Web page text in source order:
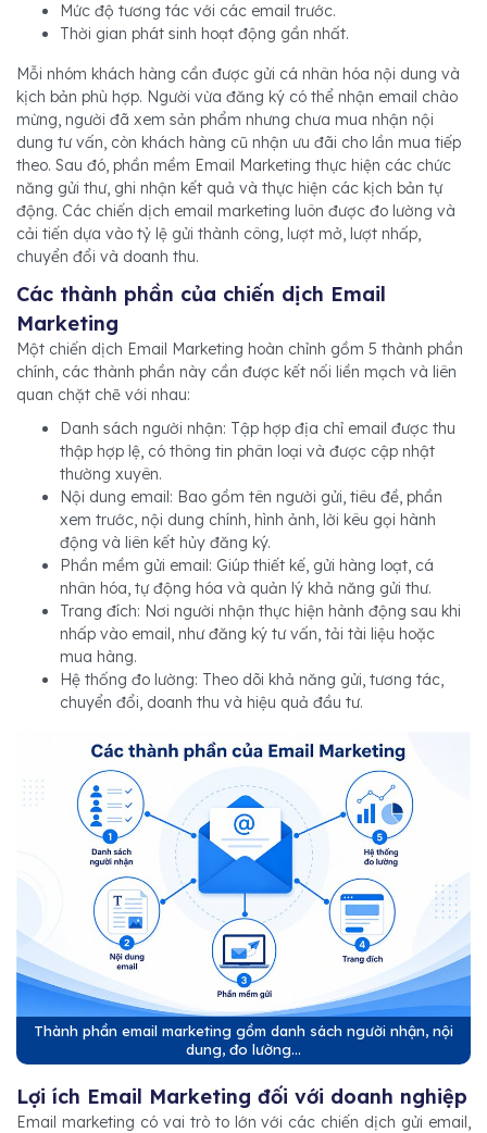
Mức độ tương tác với các email trước.
Thời gian phát sinh hoạt động gần nhất.
Mỗi nhóm khách hàng cần được gửi cá nhân hóa nội dung và
kịch bản phù hợp. Người vừa đăng ký có thể nhận email chào
mừng, người đã xem sản phẩm nhưng chưa mua nhận nội
dung tư vấn, còn khách hàng cũ nhận ưu đãi cho lần mua tiếp
theo. Sau đó, phần mềm Email Marketing thực hiện các chức
năng gửi thư, ghi nhận kết quả và thực hiện các kịch bản tự
động. Các chiến dịch email marketing luôn được đo lường và
cải tiến dựa vào tỷ lệ gửi thành công, lượt mở, lượt nhấp,
chuyển đổi và doanh thu.
Các thành phần của chiến dịch Email
Marketing
Một chiến dịch Email Marketing hoàn chỉnh gồm 5 thành phần
chính, các thành phần này cần được kết nối liền mạch và liên
quan chặt chẽ với nhau:
Danh sách người nhận: Tập hợp địa chỉ email được thu
thập hợp lệ, có thông tin phân loại và được cập nhật
thường xuyên.
Nội dung email: Bao gồm tên người gửi, tiêu đề, phần
xem trước, nội dung chính, hình ảnh, lời kêu gọi hành
động và liên kết hủy đăng ký.
Phần mềm gửi email: Giúp thiết kế, gửi hàng loạt, cá
nhân hóa, tự động hóa và quản lý khả năng gửi thư.
Trang đích: Nơi người nhận thực hiện hành động sau khi
nhấp vào email, như đăng ký tư vấn, tải tài liệu hoặc
mua hàng.
Hệ thống đo lường: Theo dõi khả năng gửi, tương tác,
chuyển đổi, doanh thu và hiệu quả đầu tư.
Thành phần email marketing gồm danh sách người nhận, nội
dung, đo lường...
Lợi ích Email Marketing đối với doanh nghiệp
Email marketing có vai trò to lớn với các chiến dịch gửi email,